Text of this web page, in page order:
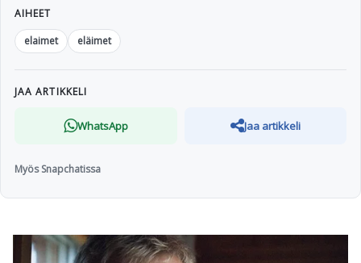
AIHEET
elaimet
eläimet
JAA ARTIKKELI
WhatsApp Jaa artikkeli
Myös Snapchatissa